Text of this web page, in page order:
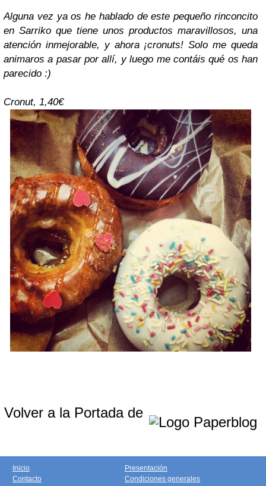
Alguna vez ya os he hablado de este pequeño rinconcito
en Sarriko que tiene unos productos maravillosos, una
atención inmejorable, y ahora ¡cronuts! Solo me queda
animaros a pasar por allí, y luego me contáis qué os han
parecido :)
Cronut, 1,40€
Volver a la Portada de
Inicio
Contacto
Presentación
Condiciones generales